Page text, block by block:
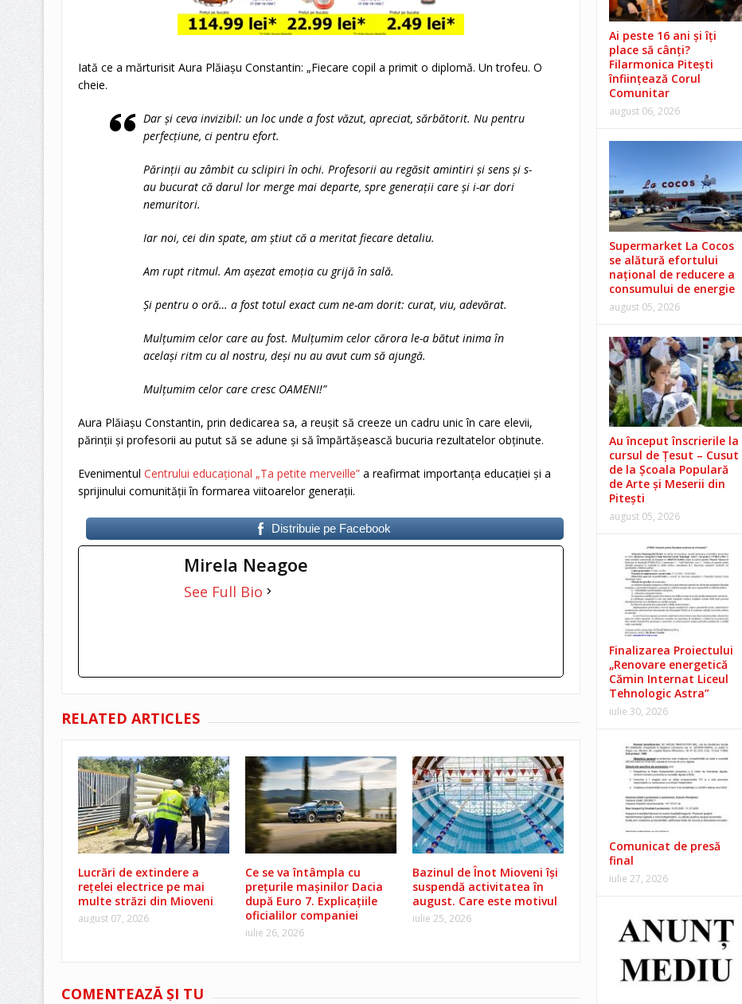
Iată ce a mărturisit Aura Plăiașu Constantin: „Fiecare copil a primit o diplomă. Un trofeu. O
cheie.
Dar și ceva invizibil: un loc unde a fost văzut, apreciat, sărbătorit. Nu pentru
perfecțiune, ci pentru efort.
Părinții au zâmbit cu sclipiri în ochi. Profesorii au regăsit amintiri și sens și s-
au bucurat că darul lor merge mai departe, spre generații care și i-ar dori
nemuritori.
Iar noi, cei din spate, am știut că a meritat fiecare detaliu.
Am rupt ritmul. Am așezat emoția cu grijă în sală.
Și pentru o oră… a fost totul exact cum ne-am dorit: curat, viu, adevărat.
Mulțumim celor care au fost. Mulțumim celor cărora le-a bătut inima în
același ritm cu al nostru, deși nu au avut cum să ajungă.
Mulțumim celor care cresc OAMENI!”
Aura Plăiașu Constantin, prin dedicarea sa, a reușit să creeze un cadru unic în care elevii,
părinții și profesorii au putut să se adune și să împărtășească bucuria rezultatelor obținute.
Evenimentul Centrului educațional „Ta petite merveille”a reafirmat importanța educației și a
sprijinului comunității în formarea viitoarelor generații.
Distribuie pe Facebook
Mirela Neagoe
See Full Bio
RELATED ARTICLES
Lucrări de extindere a
rețelei electrice pe mai
multe străzi din Mioveni
august 07, 2026
Ce se va întâmpla cu
prețurile mașinilor Dacia
după Euro 7. Explicațiile
oficialilor companiei
iulie 26, 2026
Bazinul de Înot Mioveni își
suspendă activitatea în
august. Care este motivul
iulie 25, 2026
COMENTEAZĂ ŞI TU
Ai peste 16 ani și îți
place să cânți?
Filarmonica Pitești
înființează Corul
Comunitar
august 06, 2026
Supermarket La Cocos
se alătură efortului
național de reducere a
consumului de energie
august 05, 2026
Au început înscrierile la
cursul de Țesut – Cusut
de la Școala Populară
de Arte și Meserii din
Pitești
august 05, 2026
Finalizarea Proiectului
„Renovare energetică
Cămin Internat Liceul
Tehnologic Astra”
iulie 30, 2026
Comunicat de presă
final
iulie 27, 2026